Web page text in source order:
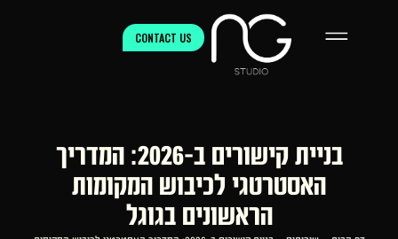
CONTACT US
בניית קישורים ב-2026: המדריך
האסטרטגי לכיבוש המקומות
הראשונים בגוגל